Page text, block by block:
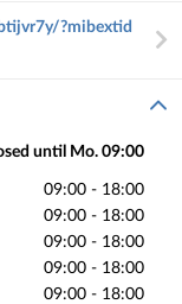
?mibextid
until Mo. 09:00
09:00 - 18:00
09:00 - 18:00
09:00 - 18:00
09:00 - 18:00
09:00 - 18:00